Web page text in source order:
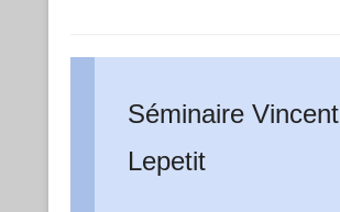
Séminaire Vincent
Lepetit